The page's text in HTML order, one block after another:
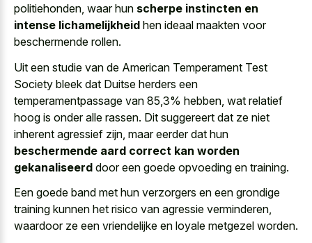
politiehonden, waar hun scherpe instincten en
intense lichamelijkheid hen ideaal maakten voor
beschermende rollen.
Uit een studie van de American Temperament Test
Society bleek dat Duitse herders een
temperamentpassage van 85,3% hebben, wat relatief
hoog is onder alle rassen. Dit suggereert dat ze niet
inherent agressief zijn, maar eerder dat hun
beschermende aard correct kan worden
gekanaliseerd door een goede opvoeding en training.
Een goede band met hun verzorgers en een grondige
training kunnen het risico van agressie verminderen,
waardoor ze een vriendelijke en loyale metgezel worden.